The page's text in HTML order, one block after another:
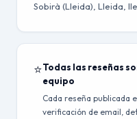
Sobirà (Lleida), Lleida,
⭐Todas las reseñas
equipo
Cada reseña publicada
verificación de email,